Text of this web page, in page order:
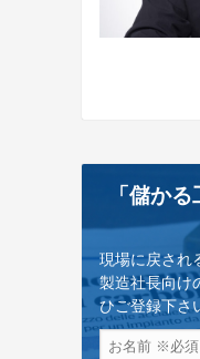
「儲か
現場に戻され
製造社長向け
ひご登録下さ